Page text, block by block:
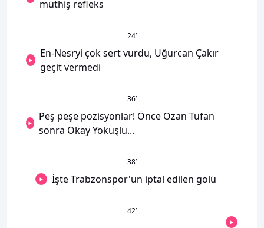
müthiş refleks
24’
En-Nesryi çok sert vurdu, Uğurcan Çakır
geçit vermedi
36’
Peş peşe pozisyonlar! Önce Ozan Tufan
sonra Okay Yokuşlu...
38’
İşte Trabzonspor'un iptal edilen golü
42’